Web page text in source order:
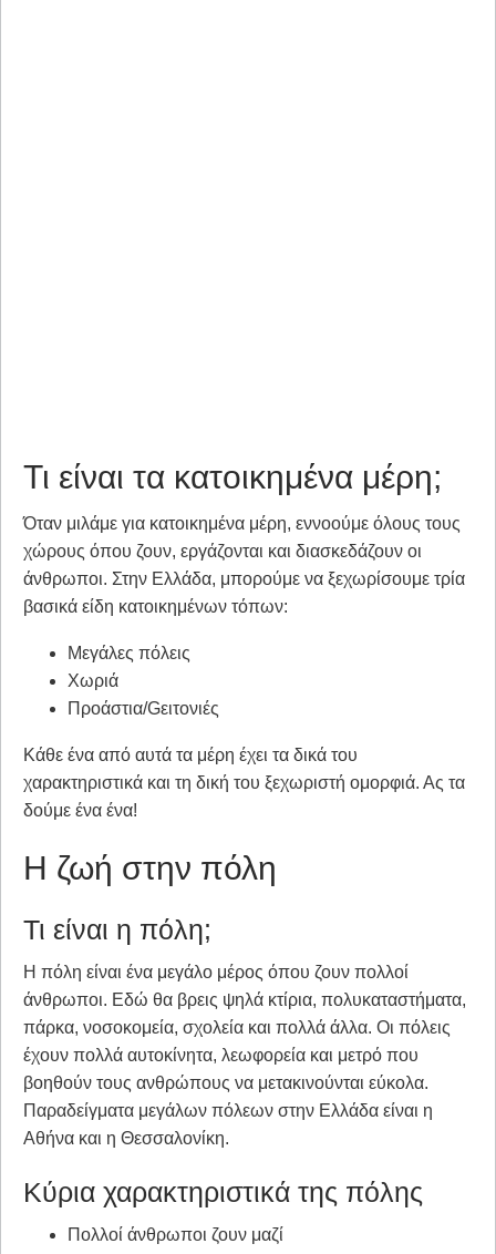
Τι είναι τα κατοικημένα μέρη;
Όταν μιλάμε για κατοικημένα μέρη, εννοούμε όλους τους
χώρους όπου ζουν, εργάζονται και διασκεδάζουν οι
άνθρωποι. Στην Ελλάδα, μπορούμε να ξεχωρίσουμε τρία
βασικά είδη κατοικημένων τόπων:
Μεγάλες πόλεις
Χωριά
Προάστια/Gειτονιές
Κάθε ένα από αυτά τα μέρη έχει τα δικά του
χαρακτηριστικά και τη δική του ξεχωριστή ομορφιά. Ας τα
δούμε ένα ένα!
Η ζωή στην πόλη
Τι είναι η πόλη;
Η πόλη είναι ένα μεγάλο μέρος όπου ζουν πολλοί
άνθρωποι. Εδώ θα βρεις ψηλά κτίρια, πολυκαταστήματα,
πάρκα, νοσοκομεία, σχολεία και πολλά άλλα. Οι πόλεις
έχουν πολλά αυτοκίνητα, λεωφορεία και μετρό που
βοηθούν τους ανθρώπους να μετακινούνται εύκολα.
Παραδείγματα μεγάλων πόλεων στην Ελλάδα είναι η
Αθήνα και η Θεσσαλονίκη.
Κύρια χαρακτηριστικά της πόλης
Πολλοί άνθρωποι ζουν μαζί